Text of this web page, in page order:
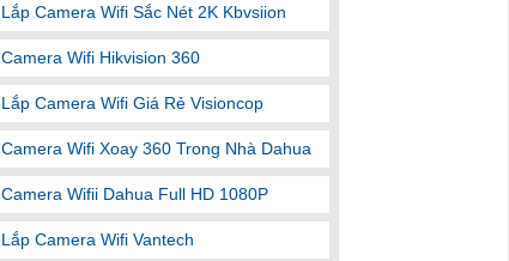
Lắp Camera Wifi Sắc Nét 2K Kbvsiion
Camera Wifi Hikvision 360
Lắp Camera Wifi Giá Rẻ Visioncop
Camera Wifi Xoay 360 Trong Nhà Dahua
Camera Wifii Dahua Full HD 1080P
Lắp Camera Wifi Vantech